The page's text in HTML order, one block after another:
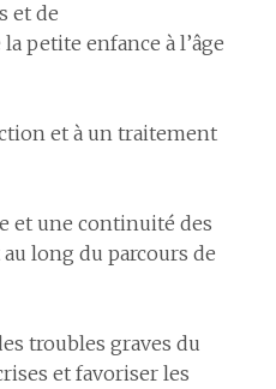
et de
petite enfance à l’âge
et à un traitement
et une continuité des
long du parcours de
troubles graves du
et favoriser les